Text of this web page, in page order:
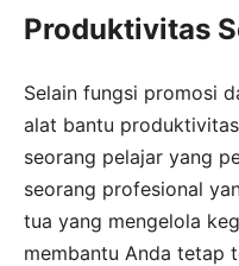
Produktivitas
Selain fungsi promosi
alat bantu
seorang pelajar yang
seorang profesional
tua yang mengelola
membantu Anda tetap